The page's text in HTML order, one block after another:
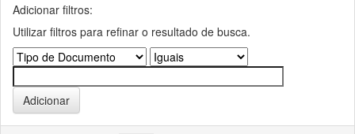
Adicionar filtros:
Utilizar filtros para refinar o resultado de busca.